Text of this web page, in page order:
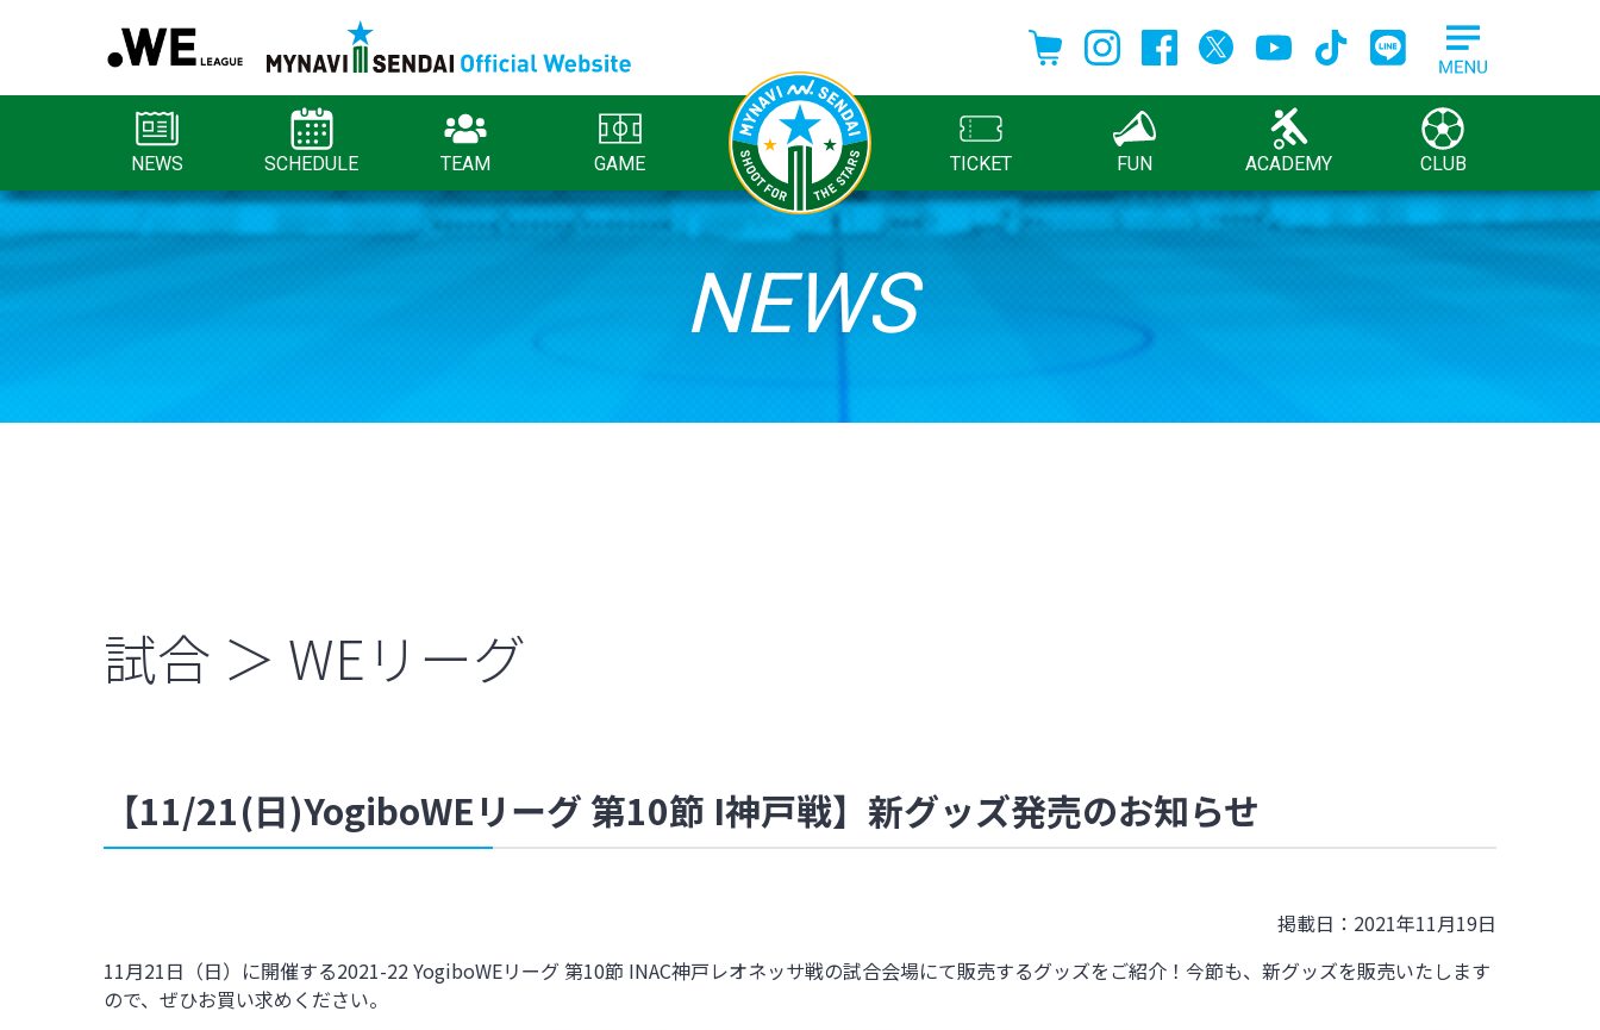
NEWS SCHEDULE TEAM GAME TICKET FUN ACADEMY CLUB
NEWS
試合 ＞ WEリーグ
【11/21(日)YogiboWEリーグ 第10節 I神戸戦】新グッズ発売のお知らせ
掲載日：2021年11月19日
11月21日（日）に開催する2021-22 YogiboWEリーグ 第10節 INAC神戸レオネッサ戦の試合会場にて販売するグッズをご紹介！今節も、新グッズを販売いたします
ので、ぜひお買い求めください。